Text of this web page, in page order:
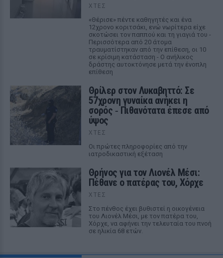
ΧΤΕΣ
«Θέρισε» πέντε καθηγητές και ένα
12χρονο κοριτσάκι, ενώ νωρίτερα είχε
σκοτώσει τον παππού και τη γιαγιά του -
Περισσότερα από 20 άτομα
τραυματίστηκαν από την επίθεση, οι 10
σε κρίσιμη κατάσταση - Ο ανήλικος
δράστης αυτοκτόνησε μετά την ένοπλη
επίθεση
Θρίλερ στον Λυκαβηττό: Σε
57χρονη γυναίκα ανήκει η
σορός ‑ Πιθανότατα έπεσε από
ύψος
ΧΤΕΣ
Οι πρώτες πληροφορίες από την
ιατροδικαστική εξέταση
Θρήνος για τον Λιονέλ Μέσι:
Πέθανε ο πατέρας του, Χόρχε
ΧΤΕΣ
Στο πένθος έχει βυθιστεί η οικογένεια
του Λιονέλ Μέσι, με τον πατέρα του,
Χόρχε, να αφήνει την τελευταία του πνοή
σε ηλικία 68 ετών.